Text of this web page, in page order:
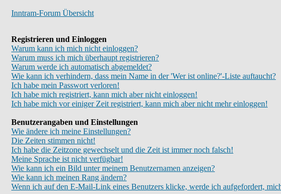
Inntram-Forum Übersicht
Registrieren und Einloggen
Warum kann ich mich nicht einloggen?
Warum muss ich mich überhaupt registrieren?
Warum werde ich automatisch abgemeldet?
Wie kann ich verhindern, dass mein Name in der 'Wer ist online?'-Liste auftaucht?
Ich habe mein Passwort verloren!
Ich habe mich registriert, kann mich aber nicht einloggen!
Ich habe mich vor einiger Zeit registriert, kann mich aber nicht mehr einloggen!
Benutzerangaben und Einstellungen
Wie ändere ich meine Einstellungen?
Die Zeiten stimmen nicht!
Ich habe die Zeitzone gewechselt und die Zeit ist immer noch falsch!
Meine Sprache ist nicht verfügbar!
Wie kann ich ein Bild unter meinem Benutzernamen anzeigen?
Wie kann ich meinen Rang ändern?
Wenn ich auf den E-Mail-Link eines Benutzers klicke, werde ich aufgefordert,